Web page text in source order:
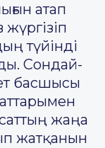
атап
түйінді
Сондай-
басшысы
жаңа
жатқанын